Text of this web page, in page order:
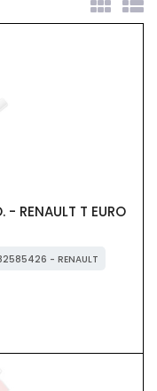
- RENAULT T EURO
- RENAULT